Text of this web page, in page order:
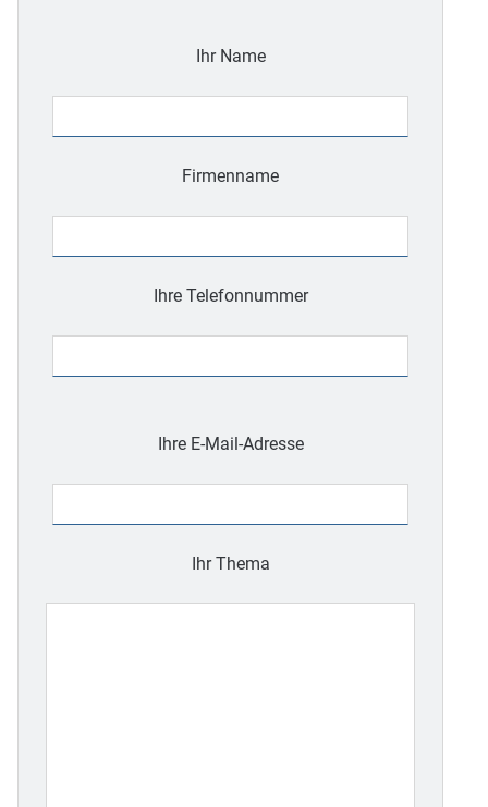
Ihr Name
Firmenname
Ihre Telefonnummer
leer.
Ihre E-Mail-Adresse
Ihr Thema